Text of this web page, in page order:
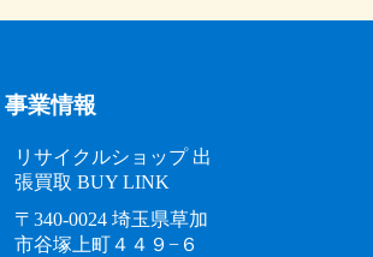
事業情報
リサイクルショップ 出
張買取 BUY LINK
〒340-0024 埼玉県草加
市谷塚上町４４９−６